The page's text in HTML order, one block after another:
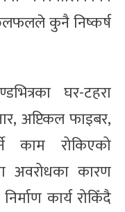
कुनै निष्कर्ष
घर-टहरा
अप्टिकल फाइबर,
काम रोकिएको
अवरोधका कारण
कार्य रोकिँदै